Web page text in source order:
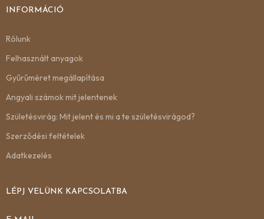
INFORMÁCIÓ
Rólunk
Felhasznált anyagok
Gyűrűméret megállapítása
Angyali számok mit jelentenek
Születésvirág: Mit jelent és mi a te születésvirágod?
Szerződési feltételek
Adatkezelés
LÉPJ VELÜNK KAPCSOLATBA